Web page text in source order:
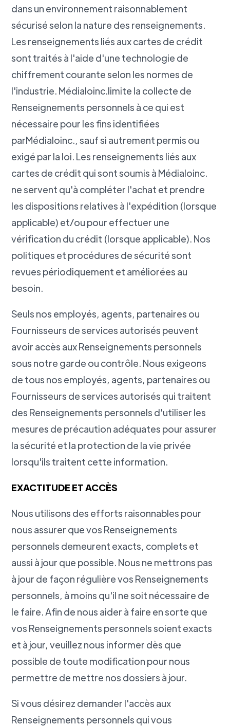
dans un environnement raisonnablement
sécurisé selon la nature des renseignements.
Les renseignements liés aux cartes de crédit
sont traités à l'aide d'une technologie de
chiffrement courante selon les normes de
l'industrie. Médialoinc.limite la collecte de
Renseignements personnels à ce qui est
nécessaire pour les fins identifiées
parMédialoinc., sauf si autrement permis ou
exigé par la loi. Les renseignements liés aux
cartes de crédit qui sont soumis à Médialoinc.
ne servent qu'à compléter l'achat et prendre
les dispositions relatives à l'expédition (lorsque
applicable) et/ou pour effectuer une
vérification du crédit (lorsque applicable). Nos
politiques et procédures de sécurité sont
revues périodiquement et améliorées au
besoin.
Seuls nos employés, agents, partenaires ou
Fournisseurs de services autorisés peuvent
avoir accès aux Renseignements personnels
sous notre garde ou contrôle. Nous exigeons
de tous nos employés, agents, partenaires ou
Fournisseurs de services autorisés qui traitent
des Renseignements personnels d'utiliser les
mesures de précaution adéquates pour assurer
la sécurité et la protection de la vie privée
lorsqu'ils traitent cette information.
EXACTITUDE ET ACCÈS
Nous utilisons des efforts raisonnables pour
nous assurer que vos Renseignements
personnels demeurent exacts, complets et
aussi à jour que possible. Nous ne mettrons pas
à jour de façon régulière vos Renseignements
personnels, à moins qu'il ne soit nécessaire de
le faire. Afin de nous aider à faire en sorte que
vos Renseignements personnels soient exacts
et à jour, veuillez nous informer dès que
possible de toute modification pour nous
permettre de mettre nos dossiers à jour.
Si vous désirez demander l'accès aux
Renseignements personnels qui vous